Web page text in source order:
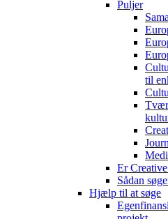
Puljer
til
Er
Sådan
Hjælp til at søge